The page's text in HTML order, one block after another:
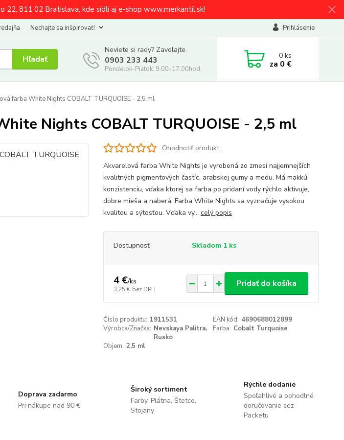
22, 811 02 Bratislava, kde sídli aj e-shop www.merkantil.sk!
Nechajte sa inšpirovať! Prihlásenie
Hľadať
Neviete si rady? Zavolajte.
0903 233 443
Pondelok-Piatok: 9.00-17.00hod.
0ks
za 0 €
farba White Nights COBALT TURQUOISE - 2,5 ml
Nights COBALT TURQUOISE - 2,5 ml
Ohodnotiť produkt
Akvarelová farba White Nights je vyrobená zo zmesi najjemnejších
kvalitných pigmentových častíc, arabskej gumy a medu. Má mäkkú
konzistenciu, vďaka ktorej sa farba po pridaní vody rýchlo aktivuje,
dobre mieša a naberá. Farba White Nights sa vyznačuje vysokou
kvalitou a sýtosťou. Vďaka vy... celý popis
Dostupnosť Skladom 1 ks
4 €/ks
3,25 € bez DPH
Pridať do košíka
Číslo produktu: 1911531 EAN kód: 4690688012899
Výrobca/Značka: Nevskaya Palitra,
Rusko
Farba: Cobalt Turquoise
Objem: 2,5 ml
Doprava zadarmo
Pri nákupe nad 90 €
Široký sortiment
Farby, Plátna, Štetce,
Stojany
Rýchle dodanie
Spoľahlivé a pohodlné
doručovanie cez
Packetu